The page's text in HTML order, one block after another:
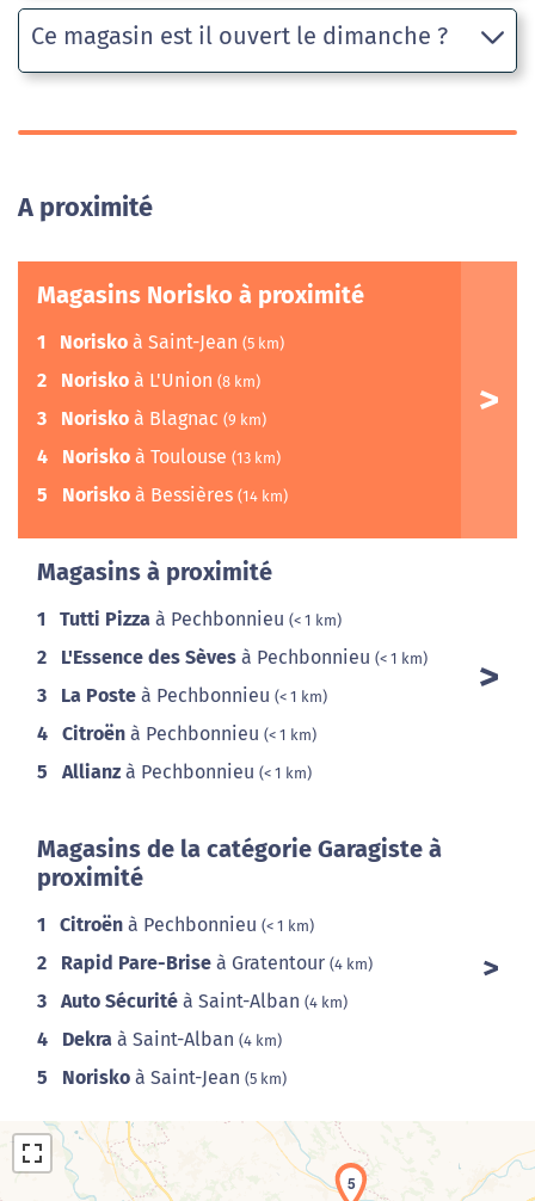
Ce magasin est il ouvert le dimanche ?
A proximité
Magasins Norisko à proximité
1 Norisko à Saint-Jean (5 km)
2 Norisko à L'Union (8 km)
3 Norisko à Blagnac (9 km)
4 Norisko à Toulouse (13 km)
5 Norisko à Bessières (14 km)
Magasins à proximité
1 Tutti Pizza à Pechbonnieu (< 1 km)
2 L'Essence des Sèves à Pechbonnieu (< 1 km)
3 La Poste à Pechbonnieu (< 1 km)
4 Citroën à Pechbonnieu (< 1 km)
5 Allianz à Pechbonnieu (< 1 km)
Magasins de la catégorie Garagiste à
proximité
1 Citroën à Pechbonnieu (< 1 km)
2 Rapid Pare-Brise à Gratentour (4 km)
3 Auto Sécurité à Saint-Alban (4 km)
4 Dekra à Saint-Alban (4 km)
5 Norisko à Saint-Jean (5 km)
5